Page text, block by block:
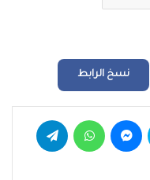
نسخ الرابط
سكايب ماسنجر واتساب